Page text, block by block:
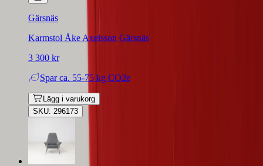
Gärsnäs
Karmstol Åke Axelsson Gärsnäs
3 300 kr
Spar ca. 55-75 kg CO2e
Lägg i varukorg
SKU: 296173